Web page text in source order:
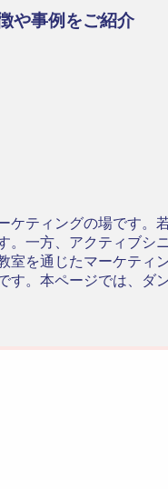
や事例をご紹介
ティングの場です
一方、アクティブ
を通じたマーケテ
。本ページでは、